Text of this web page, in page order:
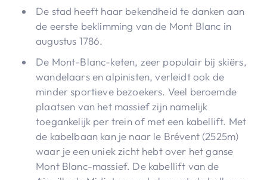
De stad heeft haar bekendheid te danken aan
de eerste beklimming van de Mont Blanc in
augustus 1786.
De Mont-Blanc-keten, zeer populair bij skiërs,
wandelaars en alpinisten, verleidt ook de
minder sportieve bezoekers. Veel beroemde
plaatsen van het massief zijn namelijk
toegankelijk per trein of met een kabellift. Met
de kabelbaan kan je naar le Brévent (2525m)
waar je een uniek zicht hebt over het ganse
Mont Blanc-massief. De kabellift van de